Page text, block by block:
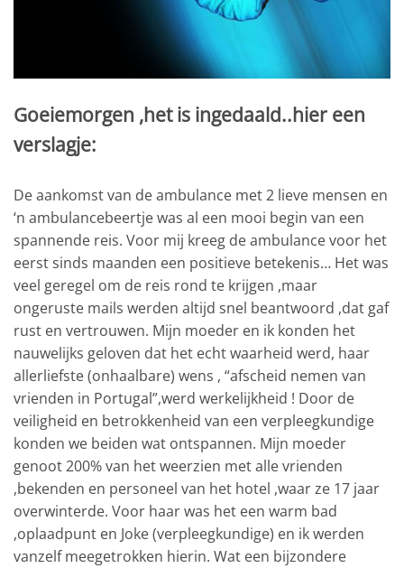
Goeiemorgen ,het is ingedaald..hier een
verslagje:
De aankomst van de ambulance met 2 lieve mensen en
‘n ambulancebeertje was al een mooi begin van een
spannende reis. Voor mij kreeg de ambulance voor het
eerst sinds maanden een positieve betekenis… Het was
veel geregel om de reis rond te krijgen ,maar
ongeruste mails werden altijd snel beantwoord ,dat gaf
rust en vertrouwen. Mijn moeder en ik konden het
nauwelijks geloven dat het echt waarheid werd, haar
allerliefste (onhaalbare) wens , “afscheid nemen van
vrienden in Portugal”,werd werkelijkheid ! Door de
veiligheid en betrokkenheid van een verpleegkundige
konden we beiden wat ontspannen. Mijn moeder
genoot 200% van het weerzien met alle vrienden
,bekenden en personeel van het hotel ,waar ze 17 jaar
overwinterde. Voor haar was het een warm bad
,oplaadpunt en Joke (verpleegkundige) en ik werden
vanzelf meegetrokken hierin. Wat een bijzondere